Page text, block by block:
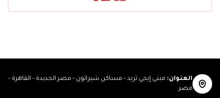
العنوان: مبنى إيجي تريد - مساكن شيراتون - مصر الجديدة - القاهرة -
مصر